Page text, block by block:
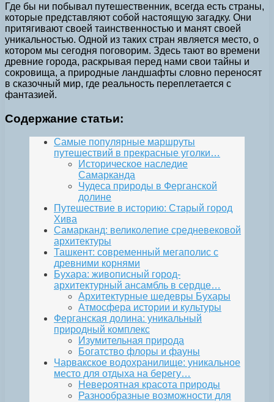
Где бы ни побывал путешественник, всегда есть страны,
которые представляют собой настоящую загадку. Они
притягивают своей таинственностью и манят своей
уникальностью. Одной из таких стран является место, о
котором мы сегодня поговорим. Здесь тают во времени
древние города, раскрывая перед нами свои тайны и
сокровища, а природные ландшафты словно переносят
в сказочный мир, где реальность переплетается с
фантазией.
Содержание статьи:
Самые популярные маршруты
путешествий в прекрасные уголки…
Историческое наследие
Самарканда
Чудеса природы в Ферганской
долине
Путешествие в историю: Старый город
Хива
Самарканд: великолепие средневековой
архитектуры
Ташкент: современный мегаполис с
древними корнями
Бухара: живописный город-
архитектурный ансамбль в сердце…
Архитектурные шедевры Бухары
Атмосфера истории и культуры
Ферганская долина: уникальный
природный комплекс
Изумительная природа
Богатство флоры и фауны
Чарвакское водохранилище: уникальное
место для отдыха на берегу…
Невероятная красота природы
Разнообразные возможности для